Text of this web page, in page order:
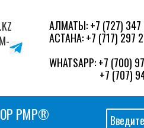
АЛМАТЫ:+7 (727)
АСТАНА:+7 (717) 297
WHATSAPP:+7 (700)
+7 (707)
PMP® Искать...